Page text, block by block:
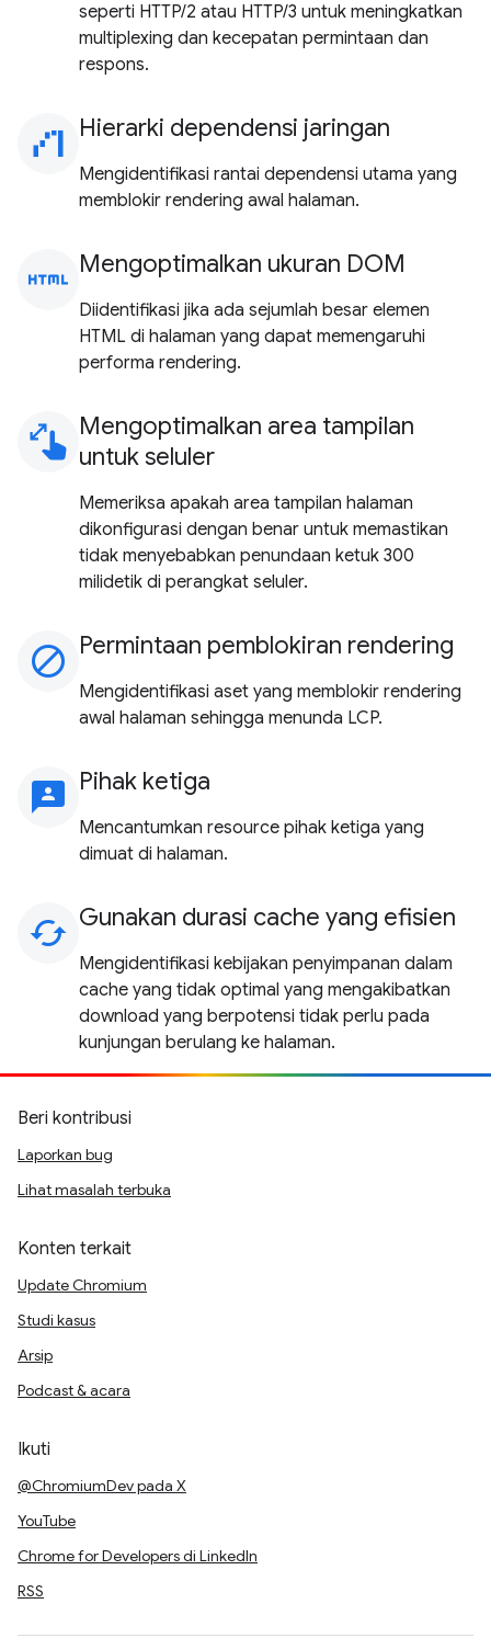
seperti HTTP/2 atau HTTP/3 untuk meningkatkan
multiplexing dan kecepatan permintaan dan
respons.
waterfall_chart Hierarki dependensi jaringan
Mengidentifikasi rantai dependensi utama yang
memblokir rendering awal halaman.
html Mengoptimalkan ukuran DOM
Diidentifikasi jika ada sejumlah besar elemen
HTML di halaman yang dapat memengaruhi
performa rendering.
pinch Mengoptimalkan area tampilan
untuk seluler
Memeriksa apakah area tampilan halaman
dikonfigurasi dengan benar untuk memastikan
tidak menyebabkan penundaan ketuk 300
milidetik di perangkat seluler.
block Permintaan pemblokiran rendering
Mengidentifikasi aset yang memblokir rendering
awal halaman sehingga menunda LCP.
3p Pihak ketiga
Mencantumkan resource pihak ketiga yang
dimuat di halaman.
cached Gunakan durasi cache yang efisien
Mengidentifikasi kebijakan penyimpanan dalam
cache yang tidak optimal yang mengakibatkan
download yang berpotensi tidak perlu pada
kunjungan berulang ke halaman.
Beri kontribusi
Laporkan bug
Lihat masalah terbuka
Konten terkait
Update Chromium
Studi kasus
Arsip
Podcast & acara
Ikuti
@ChromiumDev pada X
YouTube
Chrome for Developers di LinkedIn
RSS